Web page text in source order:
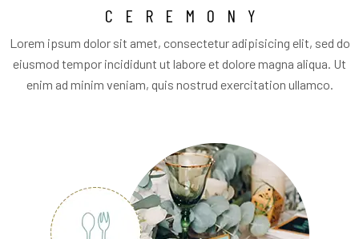
CEREMONY
Lorem ipsum dolor sit amet, consectetur adipisicing elit, sed do
eiusmod tempor incididunt ut labore et dolore magna aliqua. Ut
enim ad minim veniam, quis nostrud exercitation ullamco.